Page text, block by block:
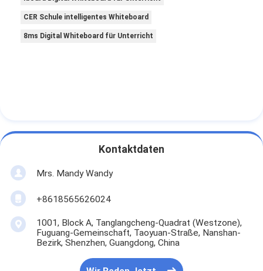
CER Schule intelligentes Whiteboard
8ms Digital Whiteboard für Unterricht
Kontaktdaten
Mrs. Mandy Wandy
+8618565626024
1001, Block A, Tanglangcheng-Quadrat (Westzone),
Fuguang-Gemeinschaft, Taoyuan-Straße, Nanshan-
Bezirk, Shenzhen, Guangdong, China